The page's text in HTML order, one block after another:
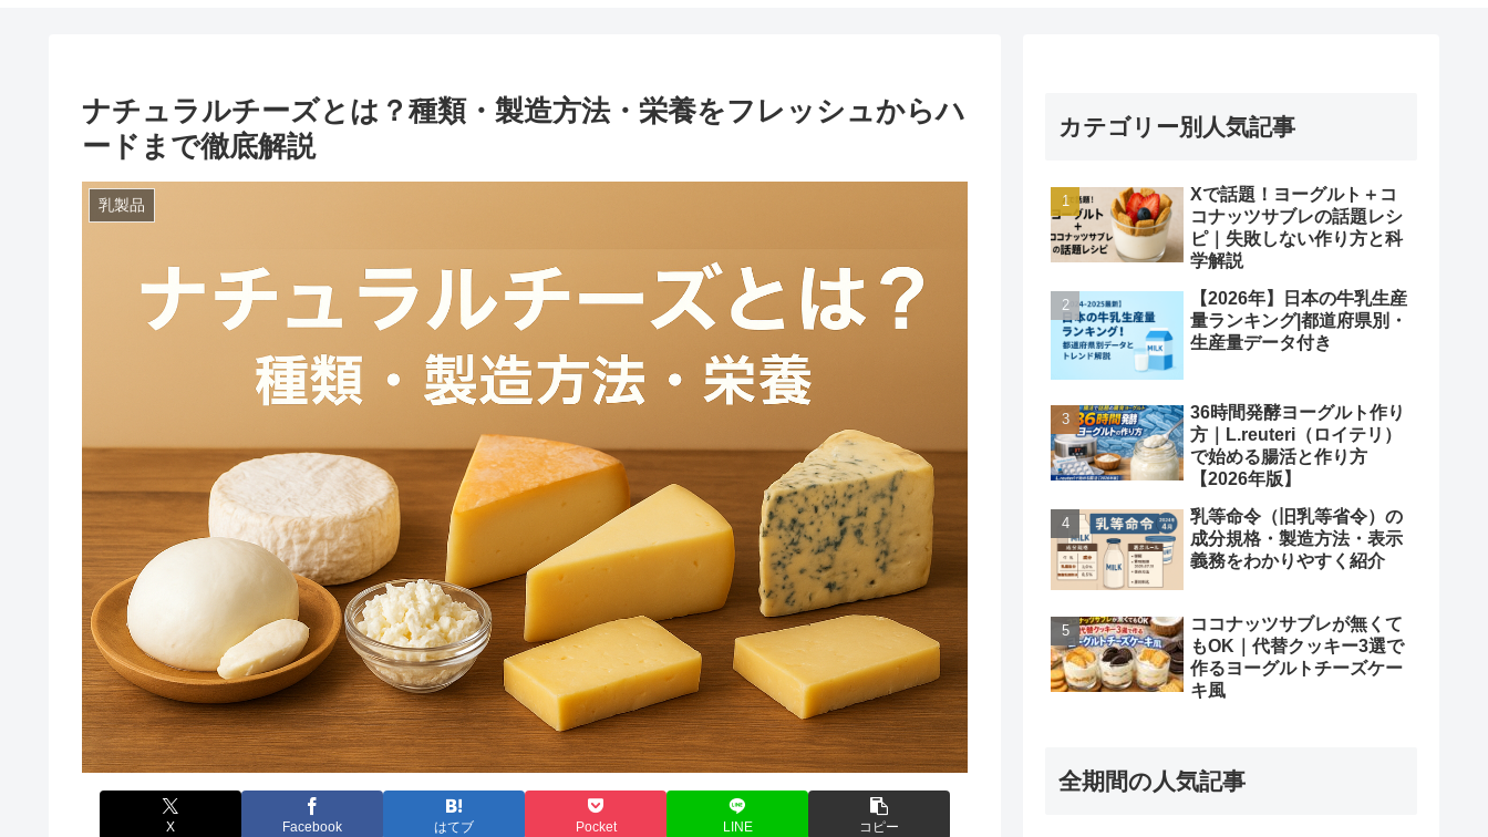
ナチュラルチーズとは？種類・製造方法・栄養をフレッシュからハ
ードまで徹底解説
乳製品
X Facebook はてブ Pocket LINE コピー
カテゴリー別人気記事
Xで話題！ヨーグルト＋コ
コナッツサブレの話題レシ
ピ｜失敗しない作り方と科
学解説
【2026年】日本の牛乳生産
量ランキング|都道府県別・
生産量データ付き
36時間発酵ヨーグルト作り
方｜L.reuteri（ロイテリ）
で始める腸活と作り方
【2026年版】
乳等命令（旧乳等省令）の
成分規格・製造方法・表示
義務をわかりやすく紹介
ココナッツサブレが無くて
もOK｜代替クッキー3選で
作るヨーグルトチーズケー
キ風
全期間の人気記事